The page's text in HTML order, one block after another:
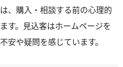
、購入・相談する前の心理的
す。見込客はホームページを
安や疑問を感じています。